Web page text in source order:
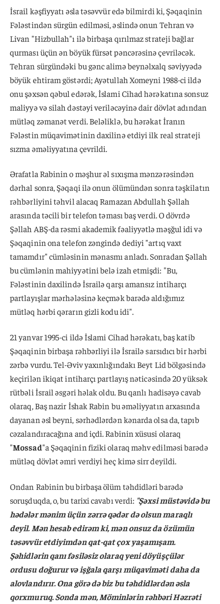
İsrail kəşfiyyatı əsla təsəvvür edə bilmirdi ki, Şəqaqinin
Fələstindən sürgün edilməsi, əslində onun Tehran və
Livan "Hizbullah"ı ilə birbaşa qırılmaz strateji bağlar
qurması üçün ən böyük fürsət pəncərəsinə çevriləcək.
Tehran sürgündəki bu gənc alimə beynəlxalq səviyyədə
böyük ehtiram göstərdi; Ayətullah Xomeyni 1988-ci ildə
onu şəxsən qəbul edərək, İslami Cihad hərəkatına sonsuz
maliyyə və silah dəstəyi veriləcəyinə dair dövlət adından
mütləq zəmanət verdi. Beləliklə, bu hərəkat İranın
Fələstin müqavimətinin daxilinə etdiyi ilk real strateji
sızma əməliyyatına çevrildi.
Ərafatla Rabinin o məşhur əl sıxışma mənzərəsindən
dərhal sonra, Şəqaqi ilə onun ölümündən sonra təşkilatın
rəhbərliyini təhvil alacaq Ramazan Abdullah Şəllah
arasında təcili bir telefon təması baş verdi. O dövrdə
Şəllah ABŞ-da rəsmi akademik fəaliyyətlə məşğul idi və
Şəqaqinin ona telefon zəngində dediyi "artıq vaxt
tamamdır" cümləsinin mənasmı anladı. Sonradan Şəllah
bu cümlənin mahiyyətini belə izah etmişdi: "Bu,
Fələstinin daxilində İsrailə qarşı amansız intiharçı
partlayışlar mərhələsinə keçmək barədə aldığımız
mütləq hərbi qərarın gizli kodu idi".
21 yanvar 1995-ci ildə İslami Cihad hərəkatı, baş katib
Şəqaqinin birbaşa rəhbərliyi ilə İsrailə sarsıdıcı bir hərbi
zərbə vurdu. Tel-Əviv yaxınlığındakı Beyt Lid bölgəsində
keçirilən ikiqat intiharçı partlayış nəticəsində 20 yüksək
rütbəli İsrail əsgəri həlak oldu. Bu qanlı hadisəyə cavab
olaraq, Baş nazir İshak Rabin bu əməliyyatın arxasında
dayanan əsl beyni, sərhədlərdən kənarda olsa da, tapıb
cəzalandıracağına and içdi. Rabinin xüsusi olaraq
"Mossad"a Şəqaqinin fiziki olaraq məhv edilməsi barədə
mütləq dövlət əmri verdiyi heç kimə sirr deyildi.
Ondan Rabinin bu birbaşa ölüm təhdidləri barədə
soruşduqda, o, bu tarixi cavabı verdi: "Şəxsi müstəvidə bu
hədələr mənim üçün zərrə qədər də olsun maraqlı
deyil. Mən hesab edirəm ki, mən onsuz da özümün
təsəvvür etdiyimdən qat-qat çox yaşamışam.
Şəhidlərin qanı fəsiləsiz olaraq yeni döyüşçülər
ordusu doğurur və işğala qarşı müqaviməti daha da
alovlandırır. Ona görə də biz bu təhdidlərdən əsla
qorxmuruq. Sonda mən, Möminlərin rəhbəri Həzrəti